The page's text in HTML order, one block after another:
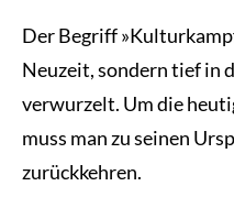
Der Begriff
Neuzeit, sondern tief in
verwurzelt. Um die
muss man zu seinen
zurückkehren.